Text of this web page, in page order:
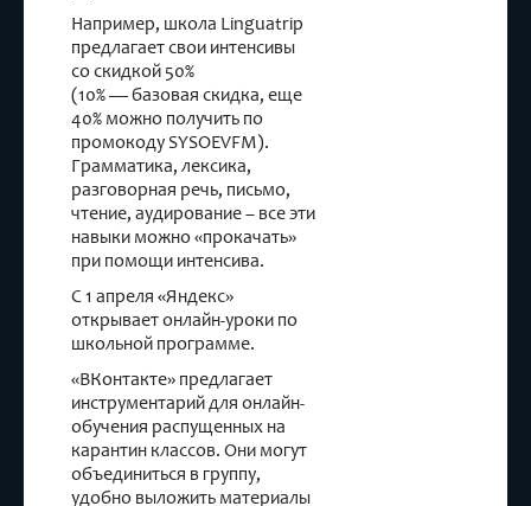
Например, школа Linguatrip
предлагает свои интенсивы
со скидкой 50%
(10% — базовая скидка, еще
40% можно получить по
промокоду SYSOEVFM).
Грамматика, лексика,
разговорная речь, письмо,
чтение, аудирование – все эти
навыки можно «прокачать»
при помощи интенсива.
С 1 апреля «Яндекс»
открывает онлайн-уроки по
школьной программе.
«ВКонтакте» предлагает
инструментарий для онлайн-
обучения распущенных на
карантин классов. Они могут
объединиться в группу,
удобно выложить материалы